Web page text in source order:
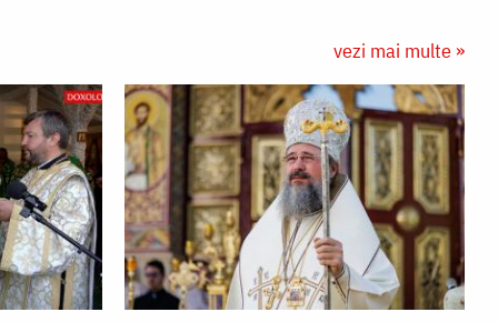
vezi mai multe »